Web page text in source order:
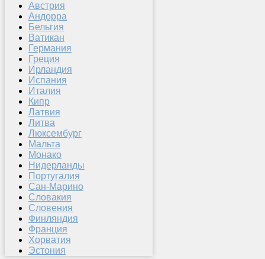
Австрия
Андорра
Бельгия
Ватикан
Германия
Греция
Ирландия
Испания
Италия
Кипр
Латвия
Литва
Люксембург
Мальта
Монако
Нидерланды
Португалия
Сан-Марино
Словакия
Словения
Финляндия
Франция
Хорватия
Эстония